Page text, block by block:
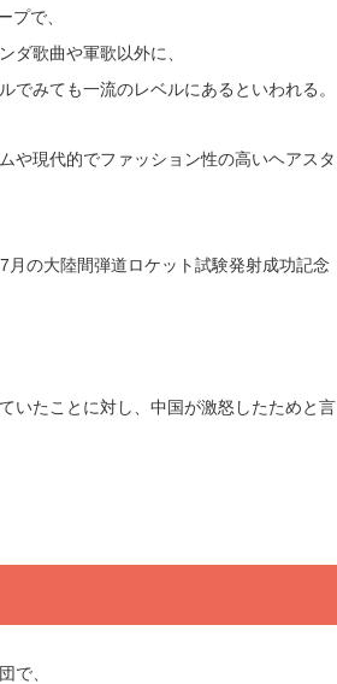
プで、
ダ歌曲や軍歌以外に、
みても一流のレベルにあるといわれる。
や現代的でファッション性の高いヘアスタ
の大陸間弾道ロケット試験発射成功記念
いたことに対し、中国が激怒したためと言
で、